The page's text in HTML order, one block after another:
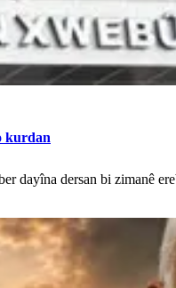
kurdan
dayîna dersan bi zimanê